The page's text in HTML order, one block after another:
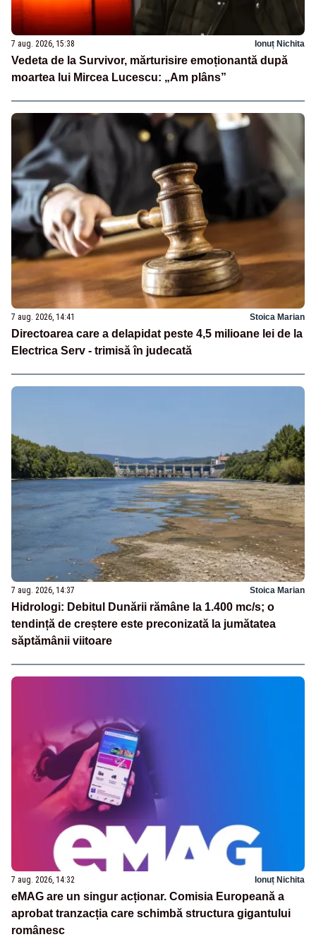
7 aug. 2026, 15:38 Ionuț Nichita
Vedeta de la Survivor, mărturisire emoționantă după
moartea lui Mircea Lucescu: „Am plâns”
7 aug. 2026, 14:41 Stoica Marian
Directoarea care a delapidat peste 4,5 milioane lei de la
Electrica Serv - trimisă în judecată
7 aug. 2026, 14:37 Stoica Marian
Hidrologi: Debitul Dunării rămâne la 1.400 mc/s; o
tendință de creștere este preconizată la jumătatea
săptămânii viitoare
7 aug. 2026, 14:32 Ionuț Nichita
eMAG are un singur acționar. Comisia Europeană a
aprobat tranzacția care schimbă structura gigantului
românesc